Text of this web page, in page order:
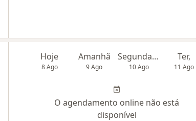
Hoje
8 Ago
Amanhã
9 Ago
Segunda-feira
10 Ago
Ter,
11 Ago
O agendamento online não está
disponível